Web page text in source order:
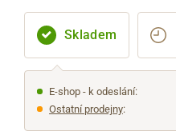
Skladem
E-shop - k odeslání:
Ostatní prodejny: